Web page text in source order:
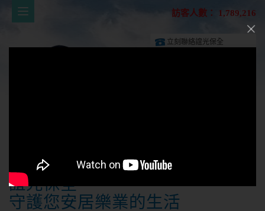
訪客人數： 1,789,216
誼光保全
守護您安居樂業的生活
立刻聯絡誼光保全